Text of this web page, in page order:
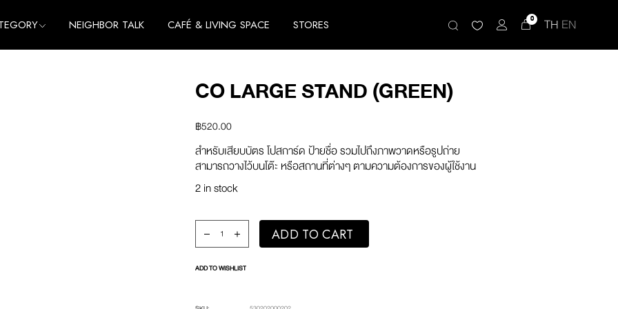
NEIGHBOR TALK CAFÉ & LIVING SPACE STORES 0 TH EN
CO LARGE STAND (GREEN)
฿520.00
สำหรับเสียบบัตร โปสการ์ด ป้ายชื่อ รวมไปถึงภาพวาดหรือรูปถ่าย
สามารถวางไว้บนโต๊ะ หรือสถานที่ต่างๆ ตามความต้องการของผู้ใช้งาน
2 in stock
co Large Stand (Green) quantity
ADD TO CART
ADD TO WISHLIST